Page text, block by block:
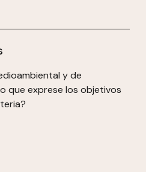
y de
que exprese los objetivos